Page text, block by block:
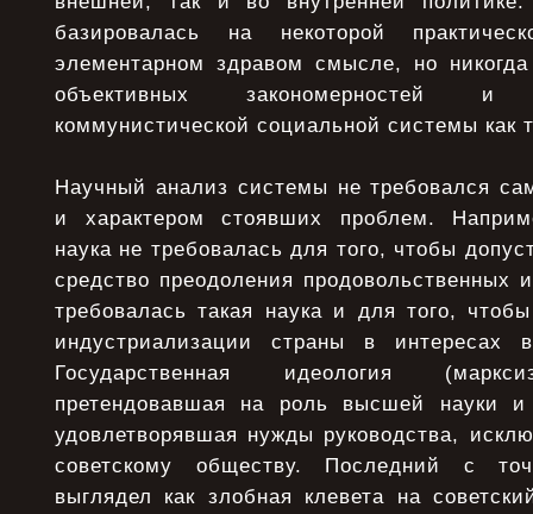
базировалась на некоторой
элементарном здравом смысле, но
объективных закономерностей
коммунистической социальной системы как
Научный анализ системы не требовался
и характером стоявших проблем.
наука не требовалась для того, чтобы
средство преодоления продовольственных
требовалась такая наука и для того,
индустриализации страны в интересах
Государственная идеология
претендовавшая на роль высшей науки и
удовлетворявшая нужды руководства,
советскому обществу. Последний с
выглядел как злобная клевета на